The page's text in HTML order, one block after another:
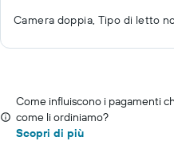
Camera doppia, Tipo di letto
Come influiscono i pagamenti
come li ordiniamo?
Scopri di più